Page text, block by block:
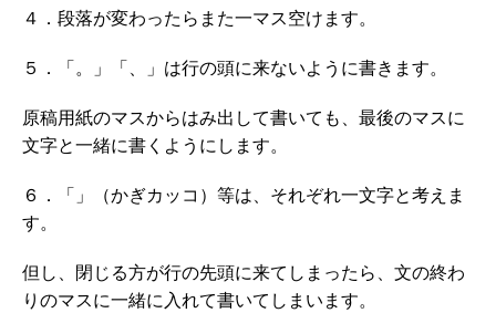
４．段落が変わったらまた一マス空けます。
５．「。」「、」は行の頭に来ないように書きます。
原稿用紙のマスからはみ出して書いても、最後のマスに
文字と一緒に書くようにします。
６．「」（かぎカッコ）等は、それぞれ一文字と考えま
す。
但し、閉じる方が行の先頭に来てしまったら、文の終わ
りのマスに一緒に入れて書いてしまいます。